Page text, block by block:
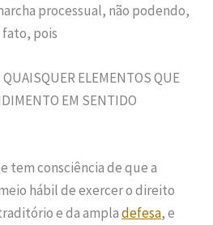
processual, não podendo,
pois
ELEMENTOS QUE
EM SENTIDO
tem consciência de que a
hábil de exercer o direito
e da ampladefesa, e